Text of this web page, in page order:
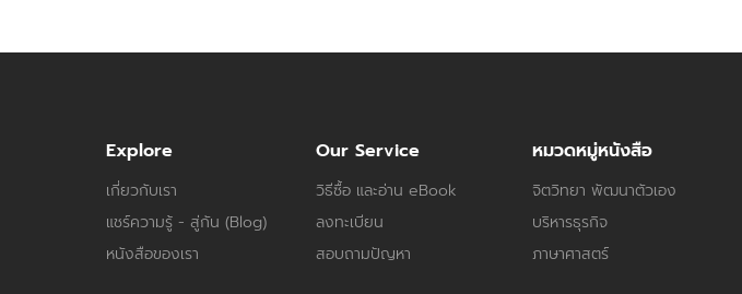
Explore
เกี่ยวกับเรา
แชร์ความรู้ - สู่กัน (Blog)
หนังสือของเรา
Our Service
วิธีซื้อ และอ่าน eBook
ลงทะเบียน
สอบถามปัญหา
หมวดหมู่หนังสือ
จิตวิทยา พัฒนาตัวเอง
บริหารธุรกิจ
ภาษาศาสตร์